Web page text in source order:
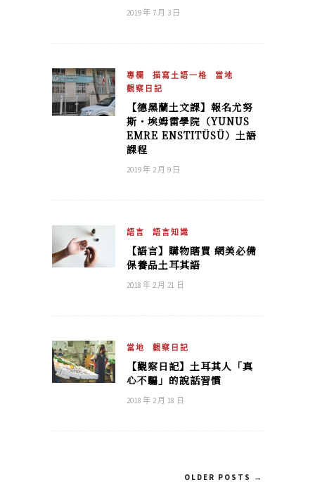
2019 年 7 月 3 日
專欄 描寫土語一格
當地
觀察日記
【德黑蘭土文課】報名尤努
斯・埃姆雷學院（YUNUS
EMRE ENSTITÜSÜ）土語
課程
2019 年 2 月 9 日
語言 語言知識
【語言】購物瞎買 網美必備
保養品土耳其語
2018 年 2 月 21 日
當地 觀察日記
【觀察日記】土耳其人「真
心不騙」的說話習慣
2018 年 2 月 18 日
OLDER POSTS →